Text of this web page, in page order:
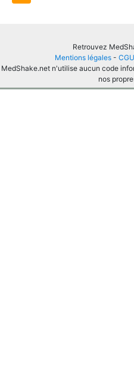
Retrouvez
Mentions légales - CGU
MedShake.net n'utilise aucun code
nos